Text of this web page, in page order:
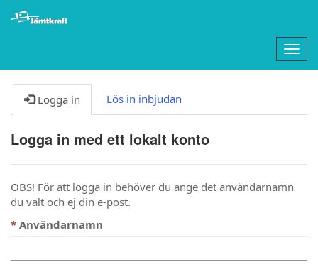
Logga in Lös in inbjudan
Logga in med ett lokalt konto
OBS! För att logga in behöver du ange det användarnamn
du valt och ej din e-post.
Användarnamn